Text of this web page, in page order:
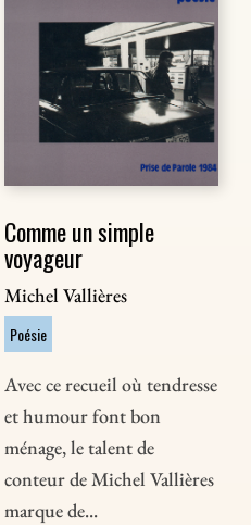
Comme un simple
voyageur
Michel Vallières
Poésie
Avec ce recueil où tendresse
et humour font bon
ménage, le talent de
conteur de Michel Vallières
marque de...